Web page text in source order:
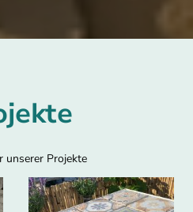
unserer Projekte